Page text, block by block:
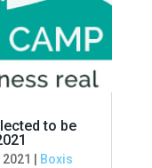
to be
Boxis